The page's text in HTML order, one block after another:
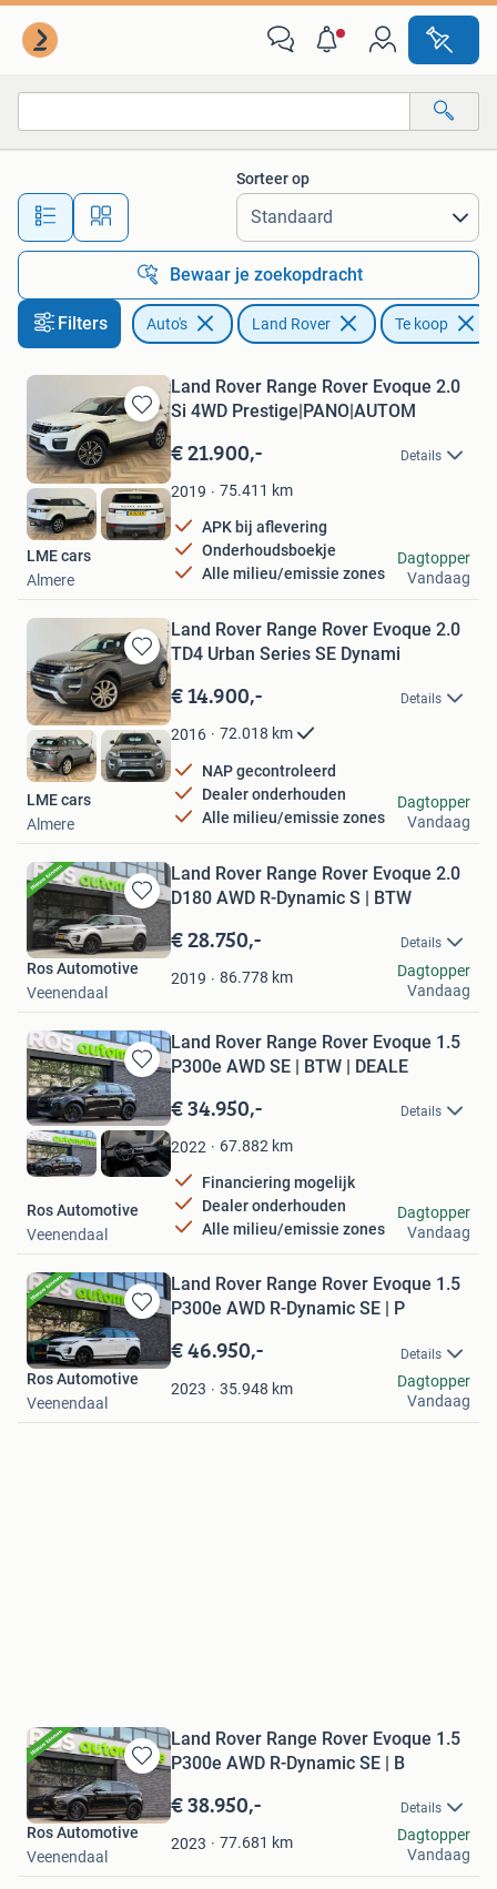
Alle afstanden…
Sorteer op
Bewaar je zoekopdracht
Filters Auto's Land Rover Te koop
Bewaren
in
Mijn
Favorieten
Land Rover Range Rover Evoque 2.0
Si 4WD Prestige|PANO|AUTOM
€ 21.900,- Details
2019 75.411 km
APK bij aflevering
Onderhoudsboekje
Alle milieu/emissie zones
LME cars
Almere
Dagtopper
Vandaag
Bewaren
in
Mijn
Favorieten
Land Rover Range Rover Evoque 2.0
TD4 Urban Series SE Dynami
€ 14.900,- Details
2016 72.018 km
NAP gecontroleerd
Dealer onderhouden
Alle milieu/emissie zones
LME cars
Almere
Dagtopper
Vandaag
Bewaren
in
Mijn
Favorieten
Land Rover Range Rover Evoque 2.0
D180 AWD R-Dynamic S | BTW
€ 28.750,- Details
2019 86.778 km
Ros Automotive
Veenendaal
Dagtopper
Vandaag
Bewaren
in
Mijn
Favorieten
Land Rover Range Rover Evoque 1.5
P300e AWD SE | BTW | DEALE
€ 34.950,- Details
2022 67.882 km
Financiering mogelijk
Dealer onderhouden
Alle milieu/emissie zones
Ros Automotive
Veenendaal
Dagtopper
Vandaag
Bewaren
in
Mijn
Favorieten
Land Rover Range Rover Evoque 1.5
P300e AWD R-Dynamic SE | P
€ 46.950,- Details
2023 35.948 km
Ros Automotive
Veenendaal
Dagtopper
Vandaag
Bewaren
in
Mijn
Favorieten
Land Rover Range Rover Evoque 1.5
P300e AWD R-Dynamic SE | B
€ 38.950,- Details
2023 77.681 km
Ros Automotive
Veenendaal
Dagtopper
Vandaag